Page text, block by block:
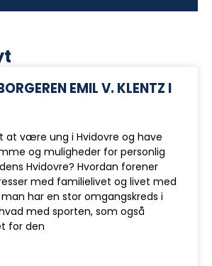
EMIL V. KLENTZ I
at være ung i Hvidovre og have
og muligheder for personlig
Hvidovre? Hvordan forener
med familielivet og livet med
har en stor omgangskreds i
med sporten, som også
for den